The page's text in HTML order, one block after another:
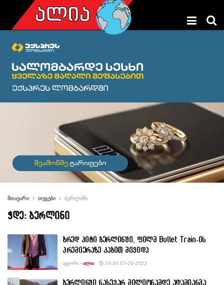
მთავარი თეგები ბერლინი
ჭდე: ბერლინი
ბრედ პიტი ბერლინში, ფილმ Bullet Train-ის
პრემიერაზე კაბით მივიდა
ᲐᲕᲢᲝᲠᲘ - ᲐᲚᲘᲐ 14:34 07-20-2022
ბერლინში ნახევარ მილიონამდე ადამიანმა